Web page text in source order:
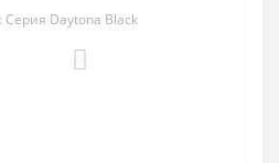
Серия Daytona Black